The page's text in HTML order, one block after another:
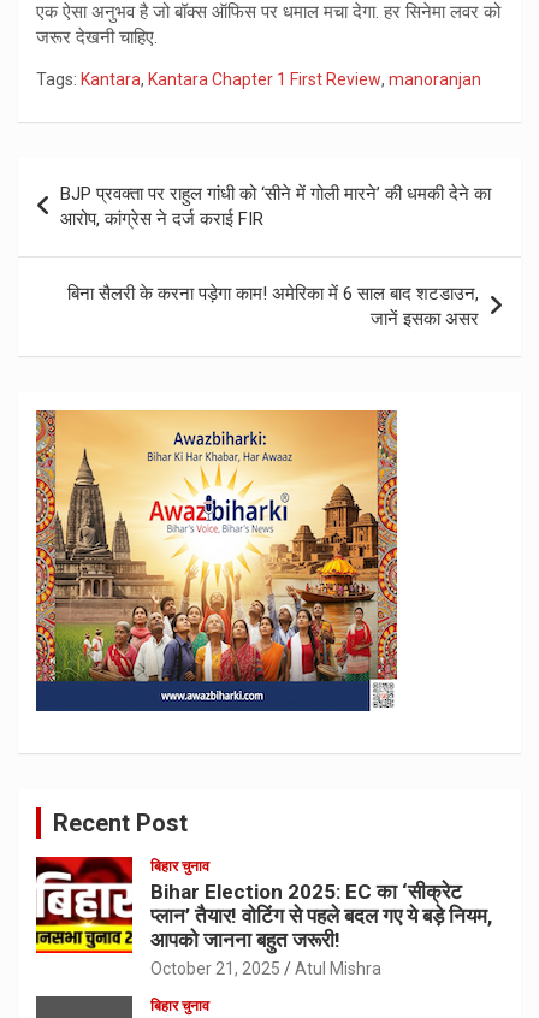
एक ऐसा अनुभव है जो बॉक्स ऑफिस पर धमाल मचा देगा. हर सिनेमा लवर को
जरूर देखनी चाहिए.
Tags: Kantara, Kantara Chapter 1 First Review, manoranjan
navigation
BJP प्रवक्ता पर राहुल गांधी को ‘सीने में गोली मारने’ की धमकी देने का
आरोप, कांग्रेस ने दर्ज कराई FIR
बिना सैलरी के करना पड़ेगा काम! अमेरिका में 6 साल बाद शटडाउन,
जानें इसका असर
Recent Post
बिहार चुनाव
Bihar Election 2025: EC का ‘सीक्रेट
प्लान’ तैयार! वोटिंग से पहले बदल गए ये बड़े नियम,
आपको जानना बहुत जरूरी!
October 21, 2025 Atul Mishra
बिहार चुनाव